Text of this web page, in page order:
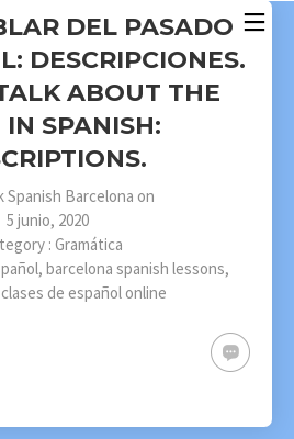
DEL PASADO
DESCRIPCIONES.
ABOUT THE
IN SPANISH:
Spanish Barcelona on
5 junio, 2020
:Gramática
, barcelona spanish lessons,
clases de español online